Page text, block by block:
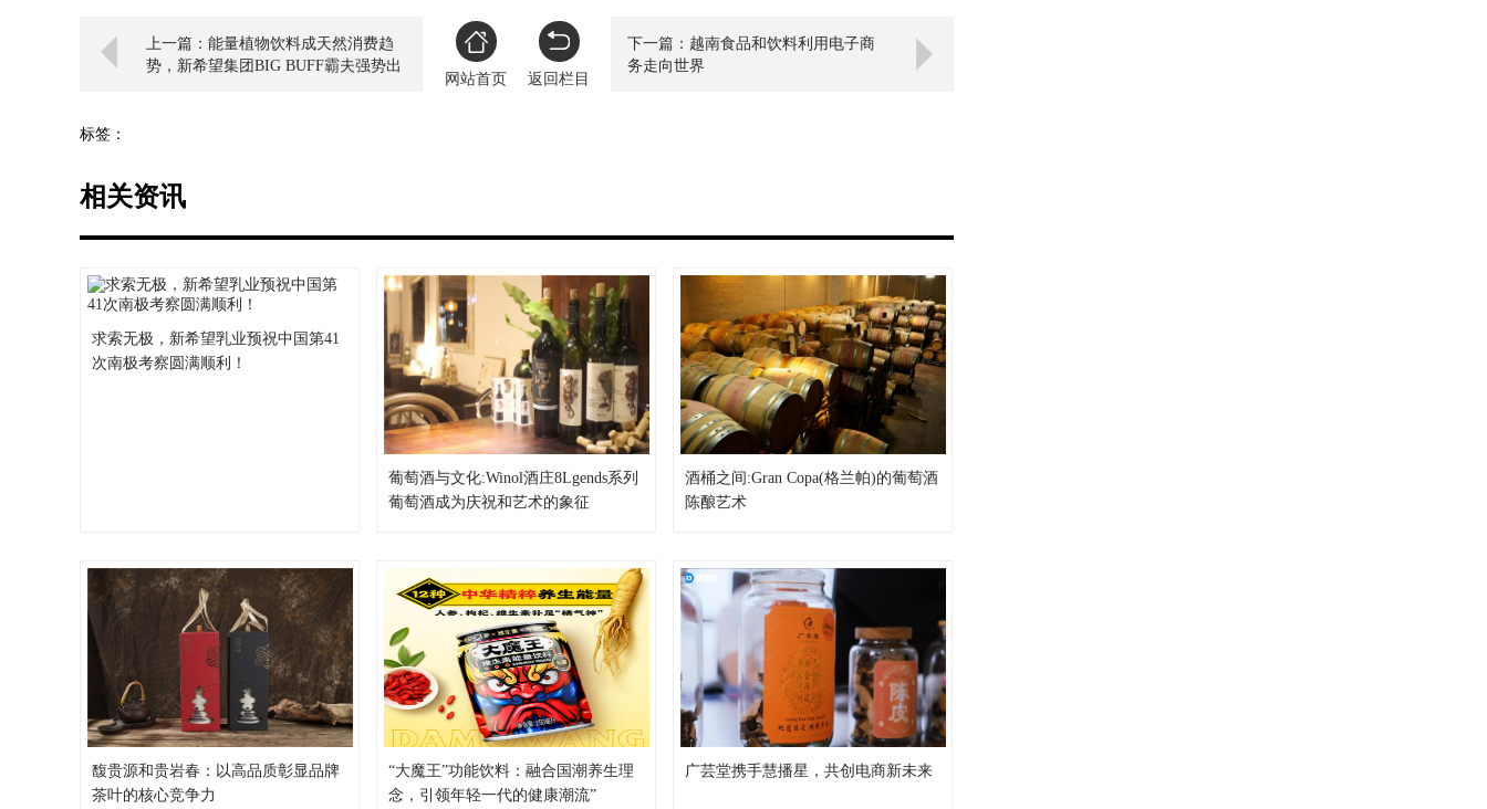
上一篇：能量植物饮料成天然消费趋
势，新希望集团BIG BUFF霸夫强势出
网站首页 返回栏目
下一篇：越南食品和饮料利用电子商
务走向世界
标签：
相关资讯
求索无极，新希望乳业预祝中国第41
次南极考察圆满顺利！
葡萄酒与文化:Winol酒庄8Lgends系列
葡萄酒成为庆祝和艺术的象征
酒桶之间:Gran Copa(格兰帕)的葡萄酒
陈酿艺术
馥贵源和贵岩春：以高品质彰显品牌
茶叶的核心竞争力
“大魔王”功能饮料：融合国潮养生理
念，引领年轻一代的健康潮流”
广芸堂携手慧播星，共创电商新未来